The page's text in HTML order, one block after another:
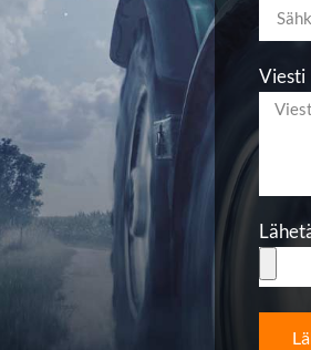
Viesti